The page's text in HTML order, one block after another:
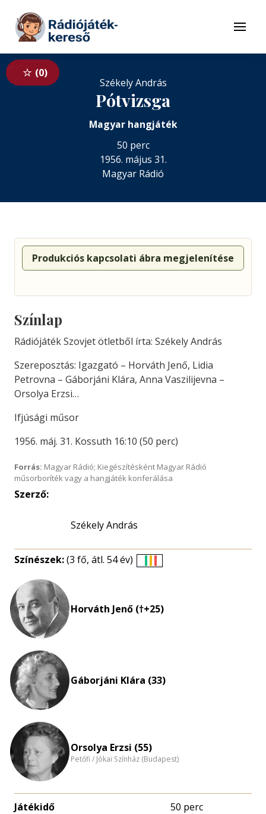
Tovább a tartalomhoz
Menü
0
Székely András
Pótvizsga
Magyar hangjáték
50 perc
1956. május 31.
Magyar Rádió
Produkciós kapcsolati ábra megjelenítése
Színlap
Rádiójáték Szovjet ötletből írta: Székely András
Szereposztás: Igazgató – Horváth Jenő, Lidia
Petrovna – Gáborjáni Klára, Anna Vaszilijevna –
Orsolya Erzsi…
Ifjúsági műsor
1956. máj. 31. Kossuth 16:10 (50 perc)
Forrás: Magyar Rádió; Kiegészítésként Magyar Rádió
műsorboríték vagy a hangjáték konferálása
Szerző:
Székely András
Színészek:(3 fő, átl. 54 év)
Horváth Jenő (†+25)
Gáborjáni Klára (33)
Orsolya Erzsi (55)
Petőfi / Jókai Színház (Budapest)
Játékidő 50 perc